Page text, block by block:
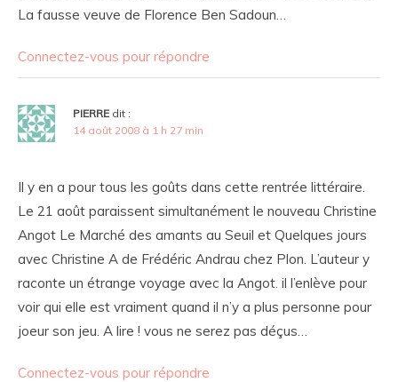
La fausse veuve de Florence Ben Sadoun…
Connectez-vous pour répondre
PIERRE dit :
14 août 2008 à 1 h 27 min
Il y en a pour tous les goûts dans cette rentrée littéraire.
Le 21 août paraissent simultanément le nouveau Christine
Angot Le Marché des amants au Seuil et Quelques jours
avec Christine A de Frédéric Andrau chez Plon. L’auteur y
raconte un étrange voyage avec la Angot. il l’enlève pour
voir qui elle est vraiment quand il n’y a plus personne pour
joeur son jeu. A lire ! vous ne serez pas déçus…
Connectez-vous pour répondre